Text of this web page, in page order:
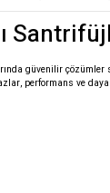
güvenilir çözümler
performans ve